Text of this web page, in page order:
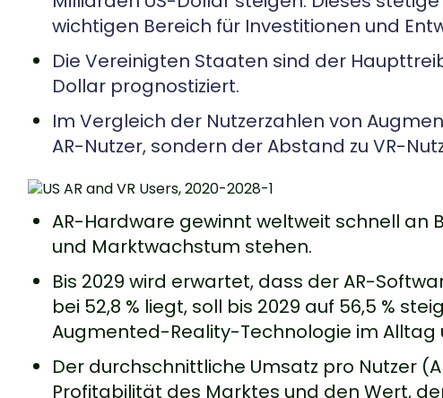
wichtigen Bereich für Investitionen und
Die Vereinigten Staaten sind der
Dollar prognostiziert.
Im Vergleich der Nutzerzahlen von
AR-Nutzer, sondern der Abstand zu VR-
AR-Hardware gewinnt weltweit schnell an
und Marktwachstum stehen.
Bis 2029 wird erwartet, dass der AR-
bei 52,8 % liegt, soll bis 2029 auf 56,5 %
Augmented-Reality-Technologie im Alltag
Der durchschnittliche Umsatz pro Nutzer
Profitabilität des Marktes und den Wert,